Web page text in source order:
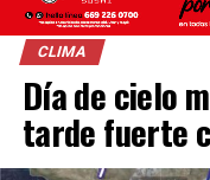
CLIMA
Día de cielo
tarde fuerte